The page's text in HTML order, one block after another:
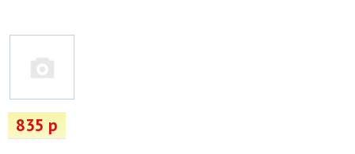
Подарочные сертификаты
835 р